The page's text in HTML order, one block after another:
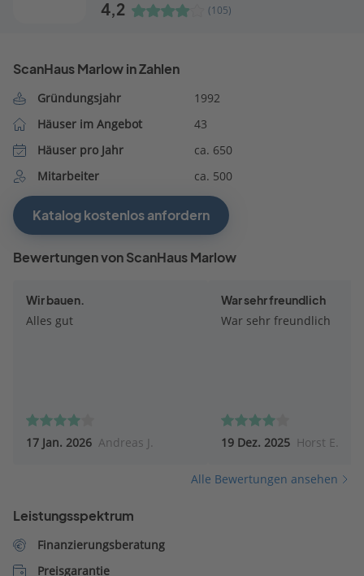
4,2 (105)
ScanHaus Marlow in Zahlen
Gründungsjahr
1992
Häuser im Angebot
43
Häuser pro Jahr
ca. 650
Mitarbeiter
ca. 500
Katalog kostenlos anfordern
Bewertungen von ScanHaus Marlow
Wir bauen.
Alles gut
17 Jan. 2026 Andreas J.
War sehr freundlich
War sehr freundlich
19 Dez. 2025 Horst E.
Alle Bewertungen ansehen
Leistungsspektrum
Finanzierungsberatung
Preisgarantie